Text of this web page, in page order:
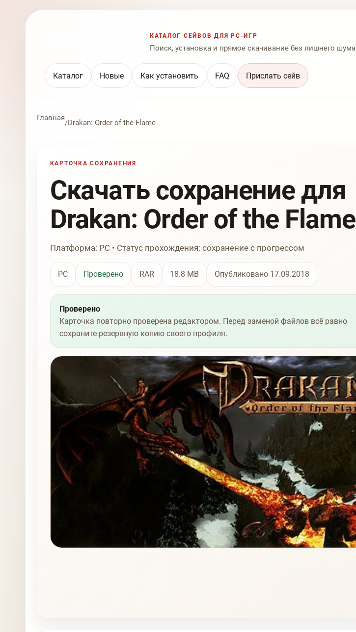
КАТАЛОГ СЕЙВОВ ДЛЯ PC-ИГР
Поиск, установка и прямое скачивание без лишнего шума
Каталог Новые Как установить FAQ Прислать сейв
Главная
/Drakan: Order of the Flame
КАРТОЧКА СОХРАНЕНИЯ
Скачать сохранение для
Drakan: Order of the Flame
Платформа: PC • Статус прохождения: сохранение с прогрессом
PC Проверено RAR 18.8 MB Опубликовано 17.09.2018
Проверено
Карточка повторно проверена редактором. Перед заменой файлов всё равно
сохраните резервную копию своего профиля.